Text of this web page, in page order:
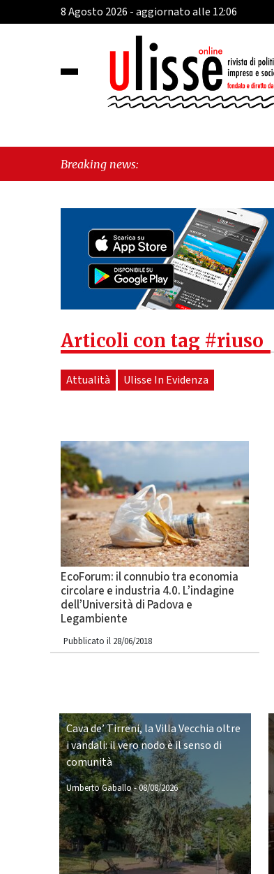
8 Agosto 2026 - aggiornato alle 12:06
Breaking news:
Articoli con tag #riuso
Attualità Ulisse In Evidenza
EcoForum: il connubio tra economia
circolare e industria 4.0. L’indagine
dell’Università di Padova e
Legambiente
Pubblicato il 28/06/2018
Cava de’ Tirreni, la Villa Vecchia oltre
i vandali: il vero nodo è il senso di
comunità
Umberto Gaballo-08/08/2026